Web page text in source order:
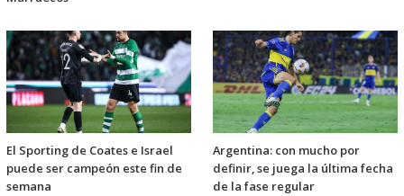
El Sporting de Coates e Israel
puede ser campeón este fin de
semana
Argentina: con mucho por
definir, se juega la última fecha
de la fase regular